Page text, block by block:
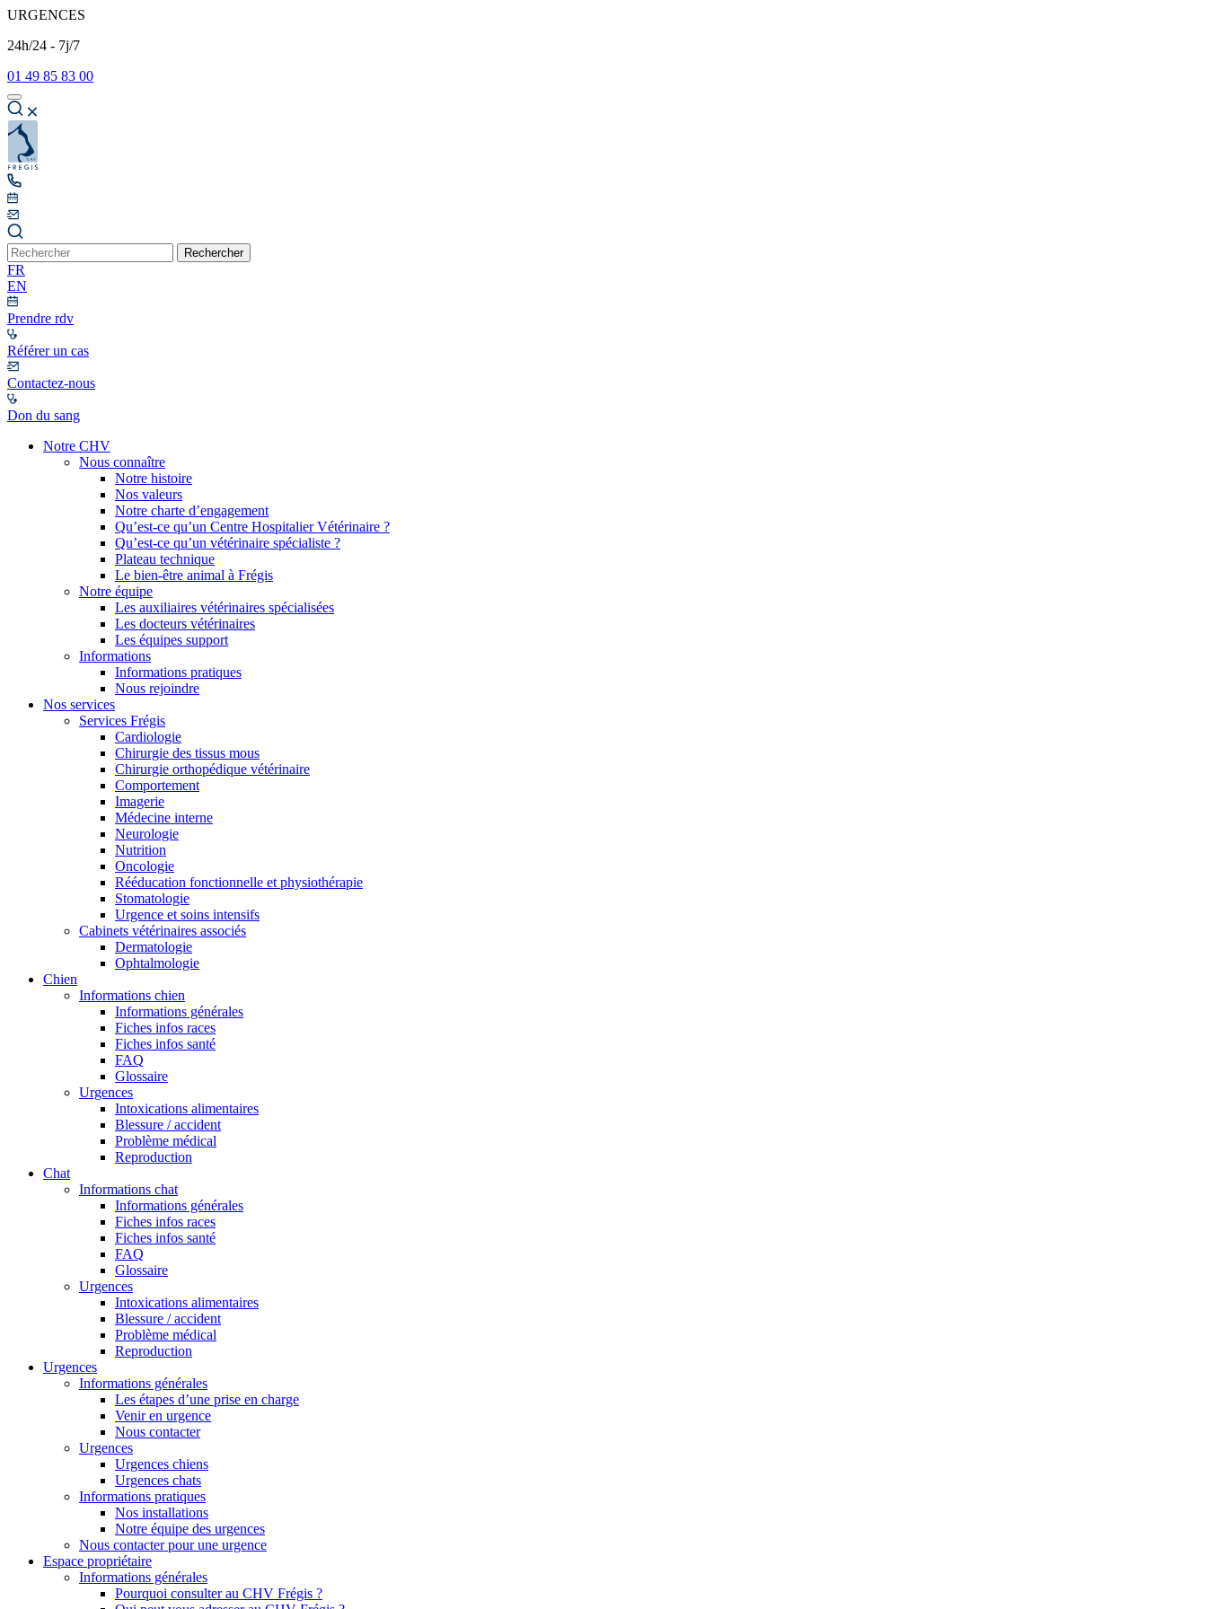
URGENCES
24h/24 - 7j/7
01 49 85 83 00
Rechercher
FR
EN
Prendre rdv
Référer un cas
Contactez-nous
Don du sang
Notre CHV
Nous connaître
Notre histoire
Nos valeurs
Notre charte d’engagement
Qu’est-ce qu’un Centre Hospitalier Vétérinaire ?
Qu’est-ce qu’un vétérinaire spécialiste ?
Plateau technique
Le bien-être animal à Frégis
Notre équipe
Les auxiliaires vétérinaires spécialisées
Les docteurs vétérinaires
Les équipes support
Informations
Informations pratiques
Nous rejoindre
Nos services
Services Frégis
Cardiologie
Chirurgie des tissus mous
Chirurgie orthopédique vétérinaire
Comportement
Imagerie
Médecine interne
Neurologie
Nutrition
Oncologie
Rééducation fonctionnelle et physiothérapie
Stomatologie
Urgence et soins intensifs
Cabinets vétérinaires associés
Dermatologie
Ophtalmologie
Chien
Informations chien
Informations générales
Fiches infos races
Fiches infos santé
FAQ
Glossaire
Urgences
Intoxications alimentaires
Blessure / accident
Problème médical
Reproduction
Chat
Informations chat
Informations générales
Fiches infos races
Fiches infos santé
FAQ
Glossaire
Urgences
Intoxications alimentaires
Blessure / accident
Problème médical
Reproduction
Urgences
Informations générales
Les étapes d’une prise en charge
Venir en urgence
Nous contacter
Urgences
Urgences chiens
Urgences chats
Informations pratiques
Nos installations
Notre équipe des urgences
Nous contacter pour une urgence
Espace propriétaire
Informations générales
Pourquoi consulter au CHV Frégis ?